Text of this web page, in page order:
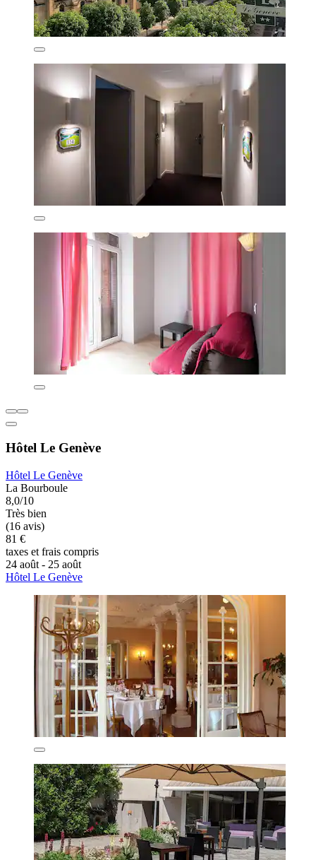
Hôtel Le Genève
Hôtel Le Genève
La Bourboule
8,0/10
Très bien
(16 avis)
81 €
taxes et frais compris
24 août - 25 août
Hôtel Le Genève